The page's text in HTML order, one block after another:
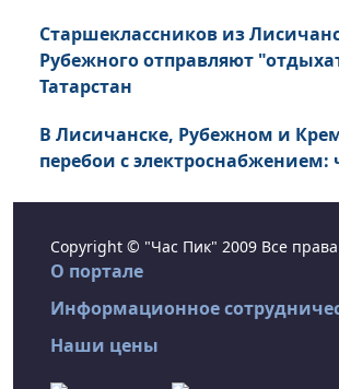
Старшеклассников из
Рубежного отправляют
Татарстан
В Лисичанске, Рубежном и
перебои с электроснабжением:
Copyright © "Час Пик" 2009 Все
О портале
Информационное
Наши цены